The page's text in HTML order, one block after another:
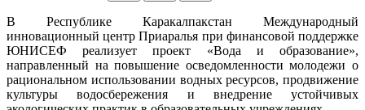
В Республике Каракалпакстан Международный
инновационный центр Приаралья при финансовой поддержке
ЮНИСЕФ реализует проект «Вода и образование»,
направленный на повышение осведомленности молодежи о
рациональном использовании водных ресурсов, продвижение
культуры водосбережения и внедрение устойчивых